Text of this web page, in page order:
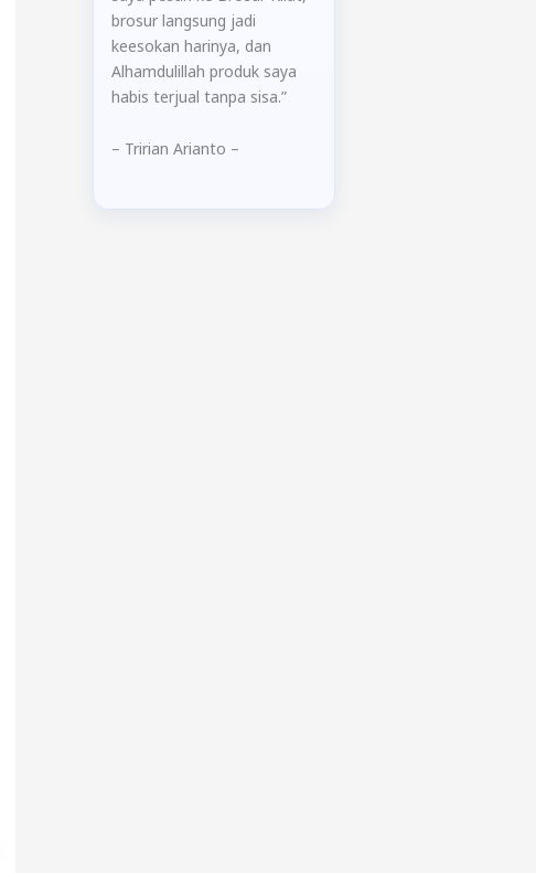
brosur langsung jadi
keesokan harinya, dan
Alhamdulillah produk saya
habis terjual tanpa sisa.”
– Tririan Arianto –